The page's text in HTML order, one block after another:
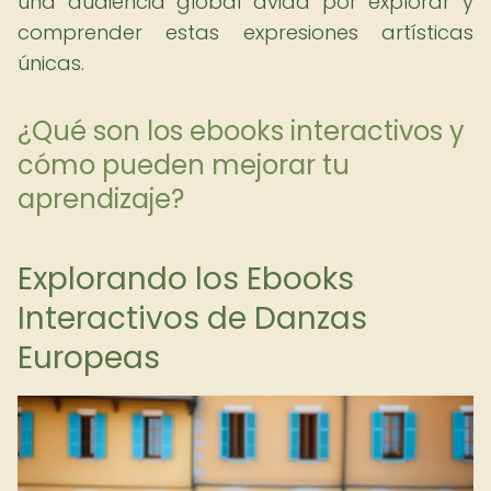
comprender estas expresiones artísticas
únicas.
¿Qué son los ebooks interactivos y
cómo pueden mejorar tu
aprendizaje?
Explorando los Ebooks
Interactivos de Danzas
Europeas